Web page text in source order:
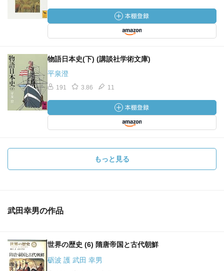
物語日本史(下) (講談社学術文庫)
平泉澄
191 3.86 11
もっと見る
武田幸男の作品
世界の歴史 (6) 隋唐帝国と古代朝鮮
砺波 護 武田 幸男